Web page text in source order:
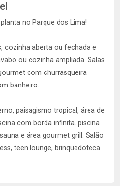
no Parque dos Lima!
cozinha aberta ou fechada e
ou cozinha ampliada. Salas
com churrasqueira
banheiro.
paisagismo tropical, área de
com borda infinita, piscina
e área gourmet grill. Salão
teen lounge, brinquedoteca.